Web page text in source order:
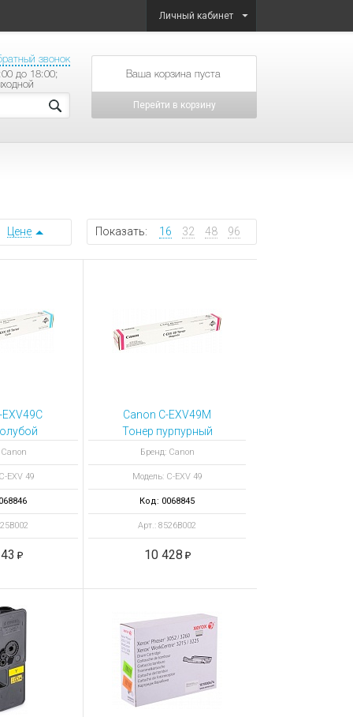
Личный кабинет
звонок
до 18:00;
товаров на сумму
Перейти в корзину
Показать: 16 32 48 96
Цене
EXV 49
Canon C-EXV49M
Тонер пурпурный
8526B002
Бренд: Canon
Модель: C-EXV 49
Код: 0068845
Арт.: 8526B002
10 428